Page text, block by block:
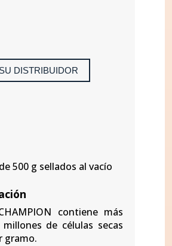
SU DISTRIBUIDOR
500 g sellados al vacío
contiene más
de células secas
gramo.